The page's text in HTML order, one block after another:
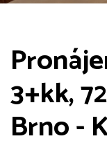
3+kk,
Brno -